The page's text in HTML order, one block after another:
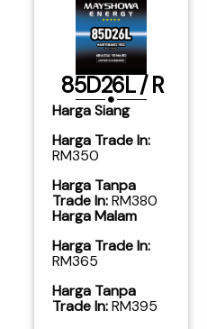
85D26L / R
Harga Siang
Harga Trade In:
RM350
Harga Tanpa
Trade In:RM380
Harga Malam
Harga Trade In:
RM365
​Harga Tanpa
Trade In:RM395